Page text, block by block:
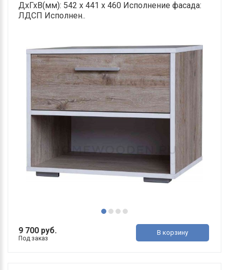
ДхГхВ(мм): 542 х 441 х 460 Исполнение фасада:
ЛДСП Исполнен..
9 700 руб.
Под заказ
В корзину